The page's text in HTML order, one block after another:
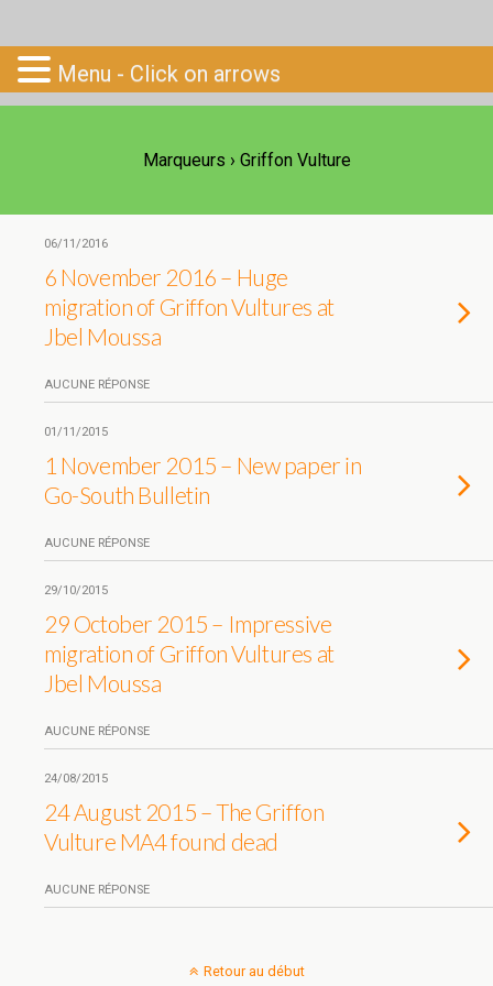
Go-South
Marqueurs › Griffon Vulture
06/11/2016
6 November 2016 – Huge
migration of Griffon Vultures at
Jbel Moussa
AUCUNE RÉPONSE
01/11/2015
1 November 2015 – New paper in
Go-South Bulletin
AUCUNE RÉPONSE
29/10/2015
29 October 2015 – Impressive
migration of Griffon Vultures at
Jbel Moussa
AUCUNE RÉPONSE
24/08/2015
24 August 2015 – The Griffon
Vulture MA4 found dead
AUCUNE RÉPONSE
Retour au début
Menu - Click on arrows